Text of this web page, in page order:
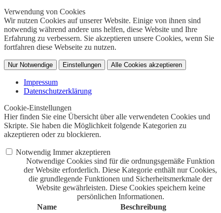
Verwendung von Cookies
Wir nutzen Cookies auf unserer Website. Einige von ihnen sind
notwendig während andere uns helfen, diese Website und Ihre
Erfahrung zu verbessern. Sie akzeptieren unsere Cookies, wenn Sie
fortfahren diese Webseite zu nutzen.
Nur Notwendige Einstellungen Alle Cookies akzeptieren
Impressum
Datenschutzerklärung
Cookie-Einstellungen
Hier finden Sie eine Übersicht über alle verwendeten Cookies und
Skripte. Sie haben die Möglichkeit folgende Kategorien zu
akzeptieren oder zu blockieren.
Notwendig Immer akzeptieren
Notwendige Cookies sind für die ordnungsgemäße Funktion
der Website erforderlich. Diese Kategorie enthält nur Cookies,
die grundlegende Funktionen und Sicherheitsmerkmale der
Website gewährleisten. Diese Cookies speichern keine
persönlichen Informationen.
Name
Beschreibung